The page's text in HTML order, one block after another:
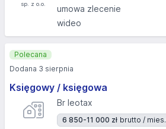
umowa zlecenie
wideo
Księgowy / księgowa
Br leotax
6 850-11 000 zł brutto / mies.
Polecana
Dodana 3 sierpnia